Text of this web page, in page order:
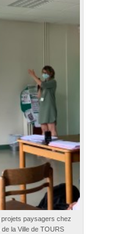
paysagers chez
la Ville de TOURS